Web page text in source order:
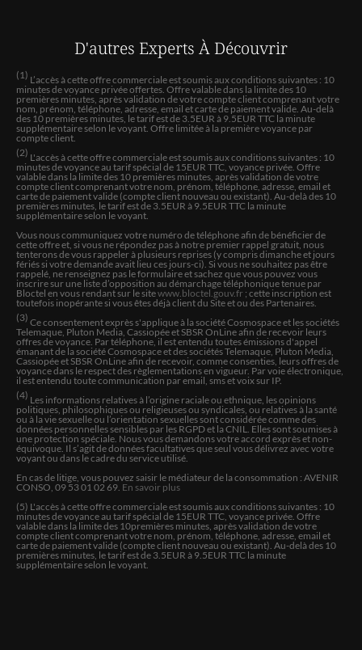
SYLVIE
SANDRA
Très bon conseil
FABRICE
A voir bon médium sans complaisance
Madame
Jocelyne est concentrée à une bonne écoute et exprime
la situation de l'instant présent avec délicatesse, en
interprétant les évènements tels qu'elle les voit, sans
chercher à édulcorer le résultat.Agréable.
LAGEL
gentillesse, sourire et beaucoup d espoir
MESMIN
Très bonne expérience Jocelyne jusqu'à présent
Jeanyves
Ttes belle expérience avec cette voyante . Un retour de
prédiction m a permis de lui dire qu’elle ne s’était pas
trompée. Encore bravo et merci
D'autres Experts À Découvrir
(1) L’accès à cette offre commerciale est soumis aux conditions suivantes : 10
minutes de voyance privée offertes. Offre valable dans la limite des 10
premières minutes, après validation de votre compte client comprenant votre
nom, prénom, téléphone, adresse, email et carte de paiement valide. Au-delà
des 10 premières minutes, le tarif est de 3.5EUR à 9.5EUR TTC la minute
supplémentaire selon le voyant. Offre limitée à la première voyance par
compte client.
(2) L'accès à cette offre commerciale est soumis aux conditions suivantes : 10
minutes de voyance au tarif spécial de 15EUR TTC, voyance privée. Offre
valable dans la limite des 10 premières minutes, après validation de votre
compte client comprenant votre nom, prénom, téléphone, adresse, email et
carte de paiement valide (compte client nouveau ou existant). Au-delà des 10
premières minutes, le tarif est de 3.5EUR à 9.5EUR TTC la minute
supplémentaire selon le voyant.
Vous nous communiquez votre numéro de téléphone afin de bénéficier de
cette offre et, si vous ne répondez pas à notre premier rappel gratuit, nous
tenterons de vous rappeler à plusieurs reprises (y compris dimanche et jours
fériés si votre demande avait lieu ces jours-ci). Si vous ne souhaitez pas être
rappelé, ne renseignez pas le formulaire et sachez que vous pouvez vous
inscrire sur une liste d’opposition au démarchage téléphonique tenue par
Bloctel en vous rendant sur le sitewww.bloctel.gouv.fr ; cette inscription est
toutefois inopérante si vous êtes déjà client du Site et ou des Partenaires.
(3) Ce consentement exprès s'applique à la société Cosmospace et les sociétés
Telemaque, Pluton Media, Cassiopée et SBSR OnLine afin de recevoir leurs
offres de voyance. Par téléphone, il est entendu toutes émissions d'appel
émanant de la société Cosmospace et des sociétés Telemaque, Pluton Media,
Cassiopée et SBSR OnLine afin de recevoir, comme consenties, leurs offres de
voyance dans le respect des règlementations en vigueur. Par voie électronique,
il est entendu toute communication par email, sms et voix sur IP.
(4) Les informations relatives à l’origine raciale ou ethnique, les opinions
politiques, philosophiques ou religieuses ou syndicales, ou relatives à la santé
ou à la vie sexuelle ou l’orientation sexuelles sont considérée comme des
données personnelles sensibles par les RGPD et la CNIL. Elles sont soumises à
une protection spéciale. Nous vous demandons votre accord exprès et non-
équivoque. Il s’agit de données facultatives que seul vous délivrez avec votre
voyant ou dans le cadre du service utilisé.
En cas de litige, vous pouvez saisir le médiateur de la consommation : AVENIR
CONSO, 09 53 01 02 69. En savoir plus
(5) L'accès à cette offre commerciale est soumis aux conditions suivantes : 10
minutes de voyance au tarif spécial de 15EUR TTC, voyance privée. Offre
valable dans la limite des 10premières minutes, après validation de votre
compte client comprenant votre nom, prénom, téléphone, adresse, email et
carte de paiement valide (compte client nouveau ou existant). Au-delà des 10
premières minutes, le tarif est de 3.5EUR à 9.5EUR TTC la minute
supplémentaire selon le voyant.